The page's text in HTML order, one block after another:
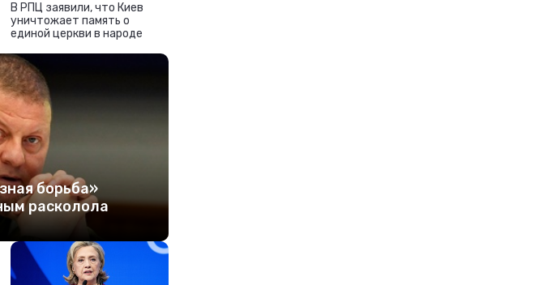
В РПЦ заявили, что Киев
уничтожает память о
единой церкви в народе
борьба»
расколола